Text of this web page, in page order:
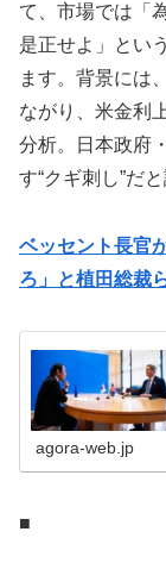
て、市場では「
是正せよ」とい
ます。背景には
ながり、米金利
分析。日本政府
す“クギ刺し”だ
ベッセント長官
ろ」と植田総裁
agora-web.jp
■